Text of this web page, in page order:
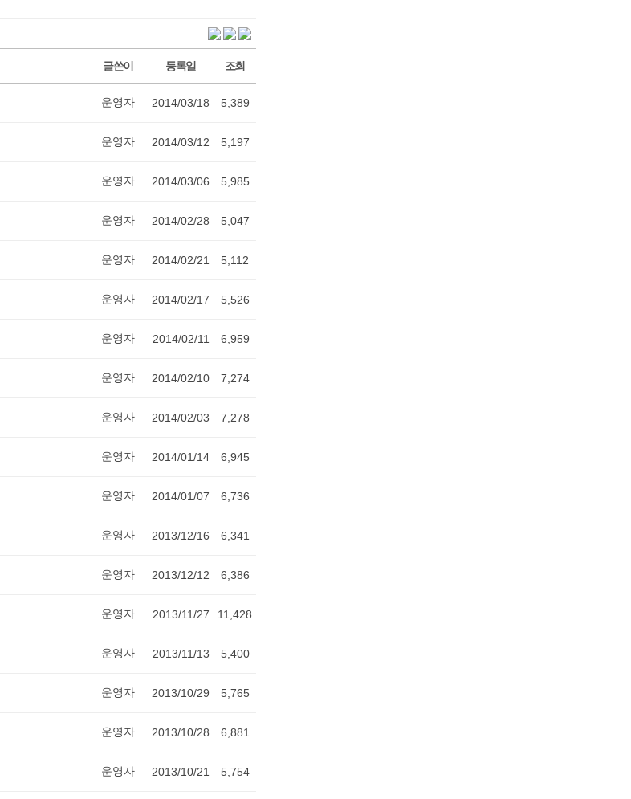
글쓴이 등록일 조회
운영자 2014/03/18 5,389
운영자 2014/03/12 5,197
운영자 2014/03/06 5,985
운영자 2014/02/28 5,047
운영자 2014/02/21 5,112
운영자 2014/02/17 5,526
운영자 2014/02/11 6,959
운영자 2014/02/10 7,274
운영자 2014/02/03 7,278
운영자 2014/01/14 6,945
운영자 2014/01/07 6,736
운영자 2013/12/16 6,341
운영자 2013/12/12 6,386
운영자 2013/11/27 11,428
운영자 2013/11/13 5,400
운영자 2013/10/29 5,765
운영자 2013/10/28 6,881
운영자 2013/10/21 5,754